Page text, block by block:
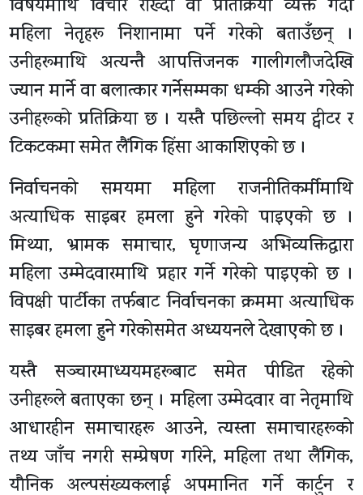
विषयमाथि विचार राख्दा वा प्रतिक्रिया व्यक्त गर्दा
महिला नेतृहरू निशानामा पर्ने गरेको बताउँछन् ।
उनीहरूमाथि अत्यन्तै आपत्तिजनक गालीगलौजदेखि
ज्यान मार्ने वा बलात्कार गर्नेसम्मका धम्की आउने गरेको
उनीहरूको प्रतिक्रिया छ । यस्तै पछिल्लो समय ट्वीटर र
टिकटकमा समेत लैंगिक हिंसा आकाशिएको छ ।
निर्वाचनको समयमा महिला राजनीतिकर्मीमाथि
अत्याधिक साइबर हमला हुने गरेको पाइएको छ ।
मिथ्या, भ्रामक समाचार, घृणाजन्य अभिव्यक्तिद्वारा
महिला उम्मेदवारमाथि प्रहार गर्ने गरेको पाइएको छ ।
विपक्षी पार्टीका तर्फबाट निर्वाचनका क्रममा अत्याधिक
साइबर हमला हुने गरेकोसमेत अध्ययनले देखाएको छ ।
यस्तै सञ्चारमाध्ययमहरूबाट समेत पीडित रहेको
उनीहरूले बताएका छन् । महिला उम्मेदवार वा नेतृमाथि
आधारहीन समाचारहरू आउने, त्यस्ता समाचारहरूको
तथ्य जाँच नगरी सम्प्रेषण गरिने, महिला तथा लैंगिक,
यौनिक अल्पसंख्यकलाई अपमानित गर्ने कार्टुन र